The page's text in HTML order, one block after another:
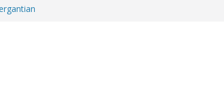
Mati, Aset
Panglima
hingga